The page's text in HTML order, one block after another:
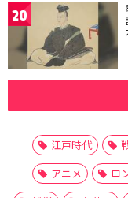
20
江戸時代
アニメ
ロ